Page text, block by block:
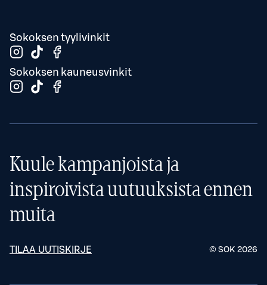
Sokoksen tyylivinkit
Sokoksen kauneusvinkit
Kuule kampanjoista ja
inspiroivista uutuuksista ennen
muita
TILAA UUTISKIRJE © SOK 2026